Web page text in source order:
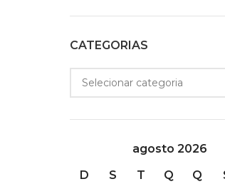
CATEGORIAS
agosto 2026
D
S T Q Q